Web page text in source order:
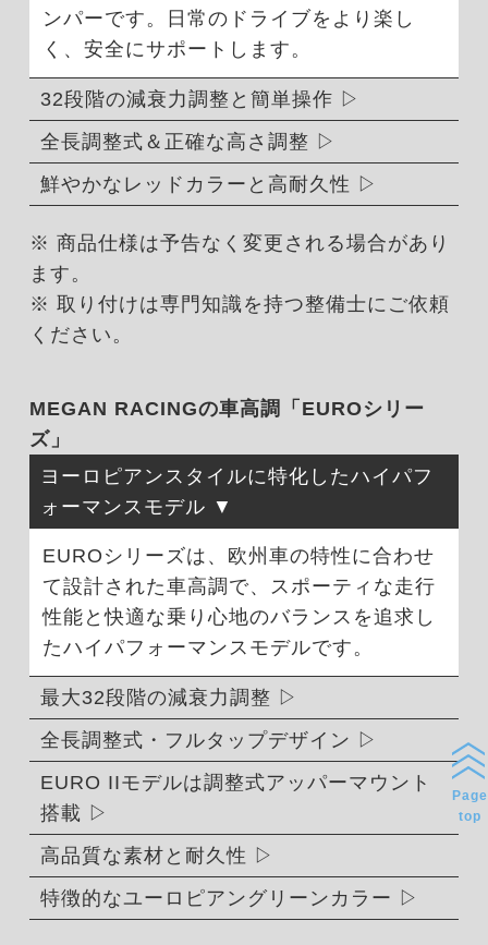
ンパーです。日常のドライブをより楽し
く、安全にサポートします。
32段階の減衰力調整と簡単操作
全長調整式＆正確な高さ調整
鮮やかなレッドカラーと高耐久性
※ 商品仕様は予告なく変更される場合があり
ます。
※ 取り付けは専門知識を持つ整備士にご依頼
ください。
MEGAN RACINGの車高調「EUROシリー
ズ」
ヨーロピアンスタイルに特化したハイパフ
ォーマンスモデル
EUROシリーズは、欧州車の特性に合わせ
て設計された車高調で、スポーティな走行
性能と快適な乗り心地のバランスを追求し
たハイパフォーマンスモデルです。
最大32段階の減衰力調整
全長調整式・フルタップデザイン
EURO IIモデルは調整式アッパーマウント
搭載
高品質な素材と耐久性
特徴的なユーロピアングリーンカラー
Page
top